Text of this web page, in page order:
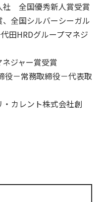
全国優秀新人賞受賞
全国シルバーシーガル
田HRDグループマネジ
ジャー賞受賞
－常務取締役－代表取
カレント株式会社創